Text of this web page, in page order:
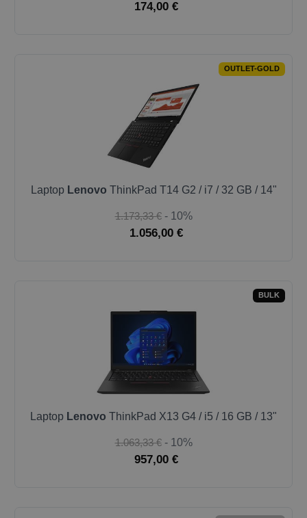
174,00 €
OUTLET-GOLD
Laptop Lenovo ThinkPad T14 G2 / i7 / 32 GB / 14"
1.173,33 € - 10%
1.056,00 €
BULK
Laptop Lenovo ThinkPad X13 G4 / i5 / 16 GB / 13"
1.063,33 € - 10%
957,00 €